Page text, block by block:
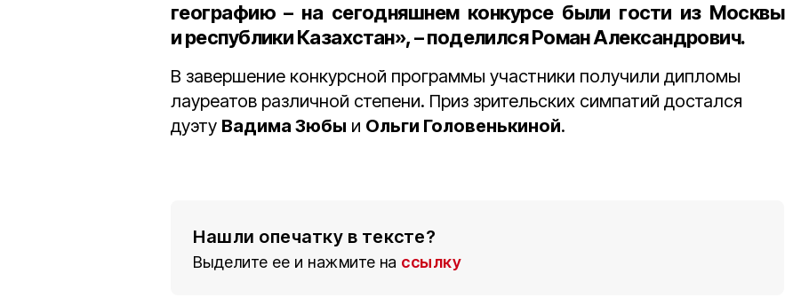
географию – на сегодняшнем конкурсе были гости из Москвы
и республики Казахстан», – поделился Роман Александрович.
В завершение конкурсной программы участники получили дипломы
лауреатов различной степени. Приз зрительских симпатий достался
дуэту Вадима Зюбы и Ольги Головенькиной.
Нашли опечатку в тексте?
Выделите ее и нажмите на ссылку